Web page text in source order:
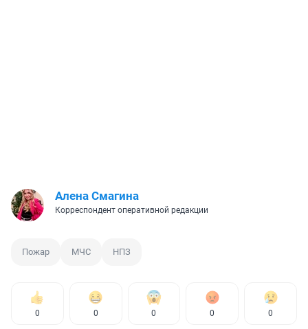
Алена Смагина
Корреспондент оперативной редакции
Пожар МЧС НПЗ
0 0 0 0 0